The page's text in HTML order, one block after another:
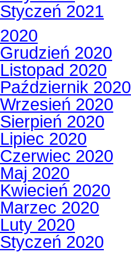
Styczeń 2021
2020
Grudzień 2020
Listopad 2020
Październik 2020
Wrzesień 2020
Sierpień 2020
Lipiec 2020
Czerwiec 2020
Maj 2020
Kwiecień 2020
Marzec 2020
Luty 2020
Styczeń 2020